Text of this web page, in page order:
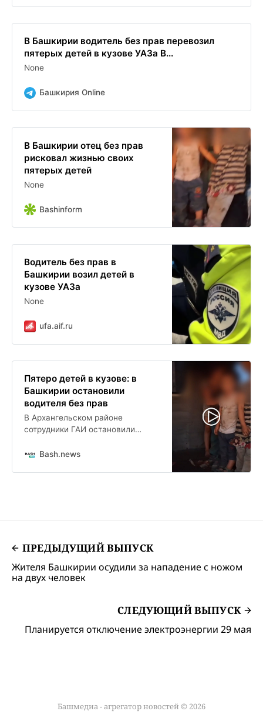
В Башкирии водитель без прав перевозил
пятерых детей в кузове УАЗа В...
None
Башкирия Online
В Башкирии отец без прав
рисковал жизнью своих
пятерых детей
None
Bashinform
Водитель без прав в
Башкирии возил детей в
кузове УАЗа
None
ufa.aif.ru
Пятеро детей в кузове: в
Башкирии остановили
водителя без прав
В Архангельском районе
сотрудники ГАИ остановили
находились пятеро детей.
Bash.news
ПРЕДЫДУЩИЙ ВЫПУСК
Жителя Башкирии осудили за нападение с ножом
на двух человек
СЛЕДУЮЩИЙ ВЫПУСК
Планируется отключение электроэнергии 29 мая
Башмедиа - агрегатор новостей © 2026